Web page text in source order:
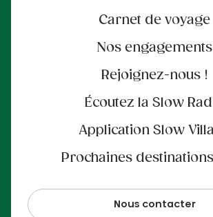
Carnet de voyage
Nos engagements
Rejoignez-nous !
Écoutez la Slow
Application Slow
Prochaines
Nous contacter